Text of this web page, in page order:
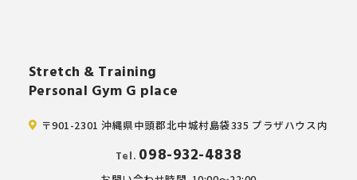
Stretch & Training
Personal Gym G place
〒901-2301 沖縄県中頭郡北中城村島袋335 プラザハウス内
Tel. 098-932-4838